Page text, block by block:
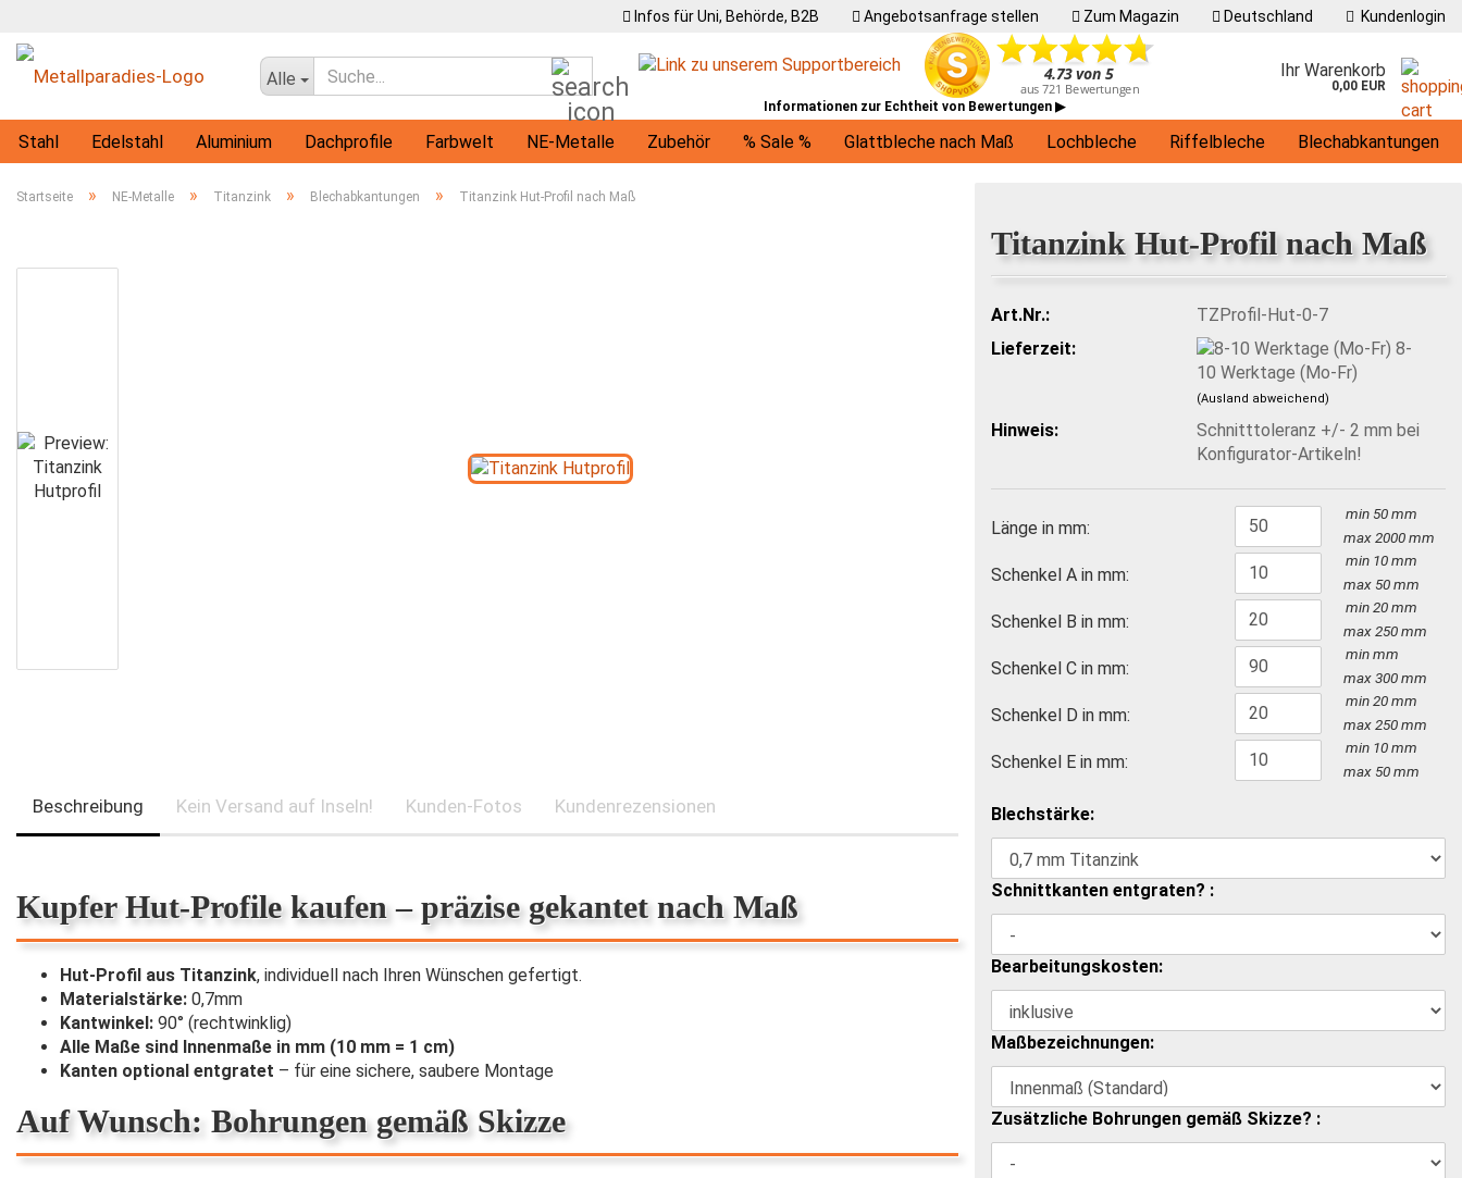
Infos für Uni, Behörde, B2B Angebotsanfrage stellen Zum Magazin Deutschland Kundenlogin
Alle
Suche...
Informationen zur Echtheit von Bewertungen ▶
Ihr Warenkorb
0,00 EUR
Stahl Edelstahl Aluminium Dachprofile Farbwelt NE-Metalle Zubehör % Sale % Glattbleche nach Maß Lochbleche Riffelbleche Blechabkantungen
Rohre Vollmaterial-Profile U-Profile Winkel
Startseite » NE-Metalle » Titanzink » Blechabkantungen » Titanzink Hut-Profil nach Maß
Titanzink Hut-Profil nach Maß
Art.Nr.:
TZProfil-Hut-0-7
Lieferzeit:
8-
10 Werktage (Mo-Fr)
(Ausland abweichend)
Hinweis:
Schnitttoleranz +/- 2 mm bei
Konfigurator-Artikeln!
Länge in mm:
min 50 mm
max 2000 mm
Schenkel A in mm:
min 10mm
max 50mm
Schenkel B in mm:
min 20mm
max 250mm
Schenkel C in mm:
minmm
max300mm
Schenkel D in mm:
min 20mm
max 250mm
Schenkel E in mm:
min 10mm
max 50mm
Blechstärke:
Schnittkanten entgraten? :
Bearbeitungskosten:
Maßbezeichnungen:
Zusätzliche Bohrungen gemäß Skizze? :
Beschreibung Kein Versand auf Inseln! Kunden-Fotos Kundenrezensionen
Kupfer Hut-Profile kaufen – präzise gekantet nach Maß
Hut-Profil aus Titanzink, individuell nach Ihren Wünschen gefertigt.
Materialstärke: 0,7mm
Kantwinkel: 90° (rechtwinklig)
Alle Maße sind Innenmaße in mm (10 mm = 1 cm)
Kanten optional entgratet – für eine sichere, saubere Montage
Auf Wunsch: Bohrungen gemäß Skizze